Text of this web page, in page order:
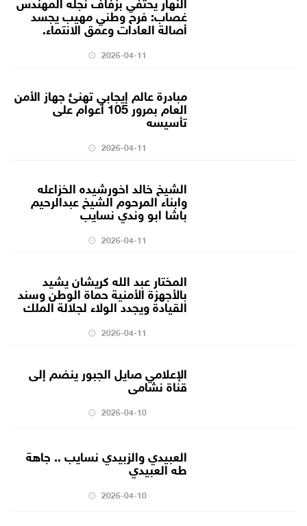
غصاب: فرح وطني مهيب يجسد
أصالة العادات وعمق الانتماء.
2026-04-11
مبادرة عالم إيجابي تهنئ جهاز الأمن
العام بمرور 105 أعوام على
تأسيسه
2026-04-11
الشيخ خالد اخورشيده الخزاعله
وابناء المرحوم الشيخ عبدالرحيم
باشا ابو وندي نسايب
2026-04-11
المختار عبد الله كريشان يشيد
بالأجهزة الأمنية حماة الوطن وسند
القيادة ويجدد الولاء لجلالة الملك
2026-04-11
الإعلامي صايل الجبور ينضم إلى
قناة نشامى
2026-04-10
العبيدي والزبيدي نسايب .. جاهة
طه العبيدي
2026-04-10